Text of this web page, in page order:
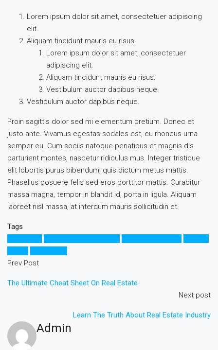
Lorem ipsum dolor sit amet, consectetuer adipiscing
elit.
Aliquam tincidunt mauris eu risus.
Lorem ipsum dolor sit amet, consectetuer
adipiscing elit.
Aliquam tincidunt mauris eu risus.
Vestibulum auctor dapibus neque.
Vestibulum auctor dapibus neque.
Proin sagittis dolor sed mi elementum pretium. Donec et
justo ante. Vivamus egestas sodales est, eu rhoncus urna
semper eu. Cum sociis natoque penatibus et magnis dis
parturient montes, nascetur ridiculus mus. Integer tristique
elit lobortis purus bibendum, quis dictum metus mattis.
Phasellus posuere felis sed eros porttitor mattis. Curabitur
massa magna, tempor in blandit id, porta in ligula. Aliquam
laoreet nisl massa, at interdum mauris sollicitudin et.
Tags
Prev Post
The Ultimate Cheat Sheet On Real Estate
Next post
Learn The Truth About Real Estate Industry
Admin